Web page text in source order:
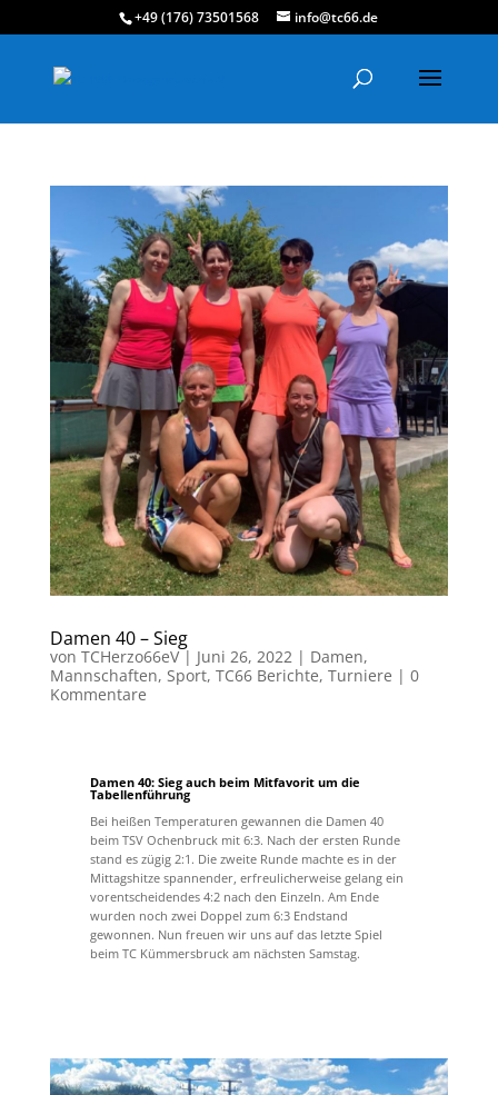
+49 (176) 73501568 info@tc66.de
Damen 40 – Sieg
von TCHerzo66eV| Juni 26, 2022| Damen,
Mannschaften, Sport, TC66 Berichte, Turniere | 0
Kommentare
Damen 40: Sieg auch beim Mitfavorit um die
Tabellenführung
Bei heißen Temperaturen gewannen die Damen 40
beim TSV Ochenbruck mit 6:3. Nach der ersten Runde
stand es zügig 2:1. Die zweite Runde machte es in der
Mittagshitze spannender, erfreulicherweise gelang ein
vorentscheidendes 4:2 nach den Einzeln. Am Ende
wurden noch zwei Doppel zum 6:3 Endstand
gewonnen. Nun freuen wir uns auf das letzte Spiel
beim TC Kümmersbruck am nächsten Samstag.